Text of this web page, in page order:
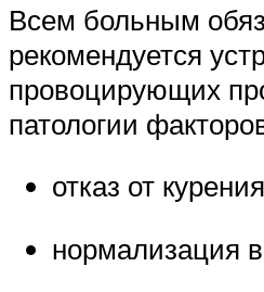
Всем больным
рекомендуется
провоцирующих
патологии
отказ от
нормализация